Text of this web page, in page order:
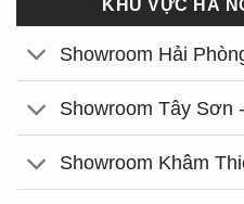
KHU VỰC HÀ
Showroom Hải
Showroom Tây Sơn
Showroom Khâm